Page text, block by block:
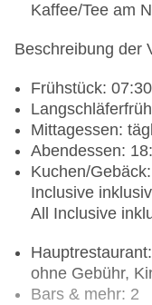
Kaffee/Tee am
Beschreibung der
Frühstück:
Mittagessen:
Abendessen:
Kuchen/
Inclusive
All Inclusive
ohne Gebühr,
Bars & mehr: 2